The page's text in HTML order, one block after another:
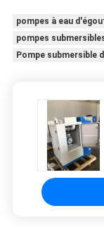
pompes à eau
pompes
Pompe submersible